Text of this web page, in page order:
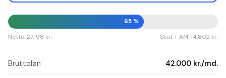
65 %
Netto:27.198 kr. Skat + AM: 14.802 kr.
Bruttoløn 42.000 kr./md.